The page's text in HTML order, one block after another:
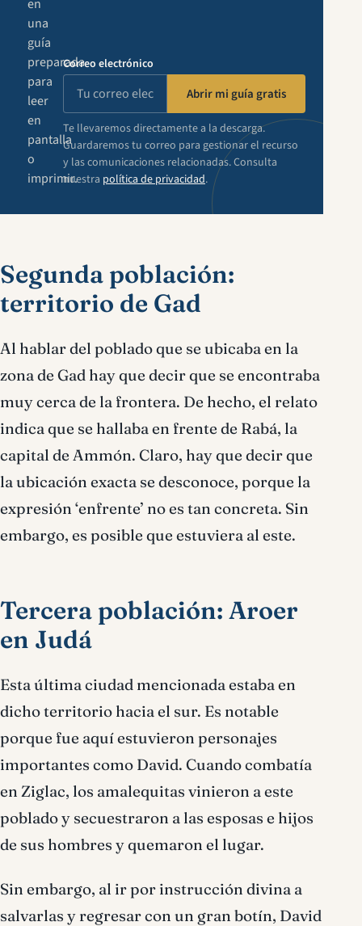
en
una
guía
preparada
para
leer
en
pantalla
o
imprimir.
Correo electrónico
Abrir mi guía gratis
Te llevaremos directamente a la descarga.
Guardaremos tu correo para gestionar el recurso
y las comunicaciones relacionadas. Consulta
nuestra política de privacidad.
Segunda población:
territorio de Gad
Al hablar del poblado que se ubicaba en la
zona de Gad hay que decir que se encontraba
muy cerca de la frontera. De hecho, el relato
indica que se hallaba en frente de Rabá, la
capital de Ammón. Claro, hay que decir que
la ubicación exacta se desconoce, porque la
expresión ‘enfrente’ no es tan concreta. Sin
embargo, es posible que estuviera al este.
Tercera población: Aroer
en Judá
Esta última ciudad mencionada estaba en
dicho territorio hacia el sur. Es notable
porque fue aquí estuvieron personajes
importantes como David. Cuando combatía
en Ziglac, los amalequitas vinieron a este
poblado y secuestraron a las esposas e hijos
de sus hombres y quemaron el lugar.
Sin embargo, al ir por instrucción divina a
salvarlas y regresar con un gran botín, David